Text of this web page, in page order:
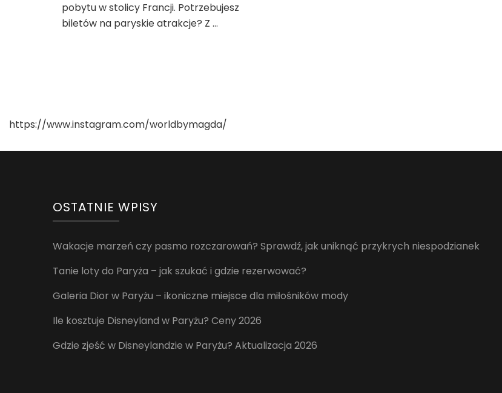
pobytu w stolicy Francji. Potrzebujesz
biletów na paryskie atrakcje? Z …
https://www.instagram.com/worldbymagda/
OSTATNIE WPISY
Wakacje marzeń czy pasmo rozczarowań? Sprawdź, jak uniknąć przykrych niespodzianek
Tanie loty do Paryża – jak szukać i gdzie rezerwować?
Galeria Dior w Paryżu – ikoniczne miejsce dla miłośników mody
Ile kosztuje Disneyland w Paryżu? Ceny 2026
Gdzie zjeść w Disneylandzie w Paryżu? Aktualizacja 2026